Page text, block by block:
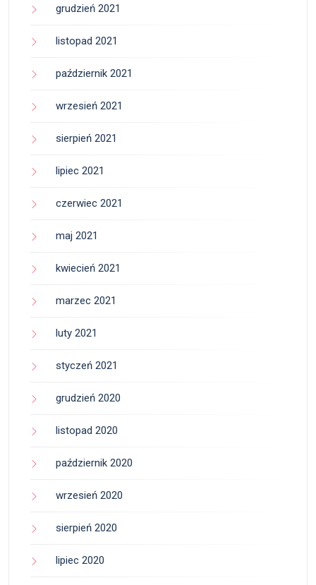
grudzień 2021
listopad 2021
październik 2021
wrzesień 2021
sierpień 2021
lipiec 2021
czerwiec 2021
maj 2021
kwiecień 2021
marzec 2021
luty 2021
styczeń 2021
grudzień 2020
listopad 2020
październik 2020
wrzesień 2020
sierpień 2020
lipiec 2020